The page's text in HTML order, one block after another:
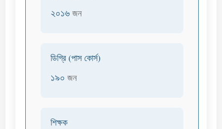
২০১৬ জন
ডিগ্রি (পাস কোর্স)
১৯০ জন
শিক্ষক